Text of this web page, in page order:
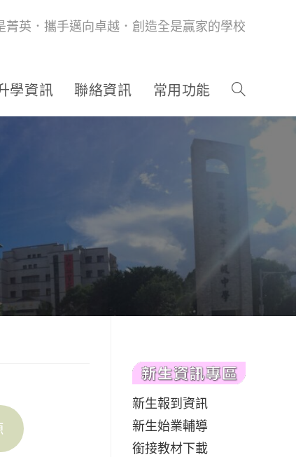
菁英．攜手邁向卓越．創造全是贏家的學校
學資訊 聯絡資訊 常用功能
新生報到資訊
新生始業輔導
銜接教材下載